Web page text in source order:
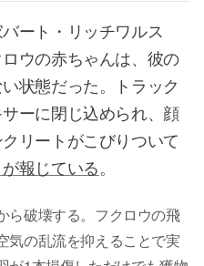
ート・リッチワルス
ウの赤ちゃんは、彼の
状態だった。トラック
ーに閉じ込められ、顔
リートがこびりついて
報じている。
ら破壊する。フクロウの飛
気の乱流を抑えることで実